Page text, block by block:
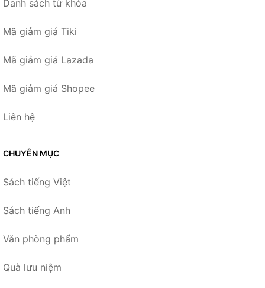
Danh sách từ khóa
Mã giảm giá Tiki
Mã giảm giá Lazada
Mã giảm giá Shopee
Liên hệ
CHUYÊN MỤC
Sách tiếng Việt
Sách tiếng Anh
Văn phòng phẩm
Quà lưu niệm